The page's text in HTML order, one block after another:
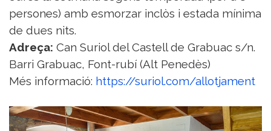
persones) amb esmorzar inclòs i estada mínima
de dues nits.
Adreça: Can Suriol del Castell de Grabuac s/n.
Barri Grabuac, Font-rubí (Alt Penedès)
Més informació: https://suriol.com/allotjament